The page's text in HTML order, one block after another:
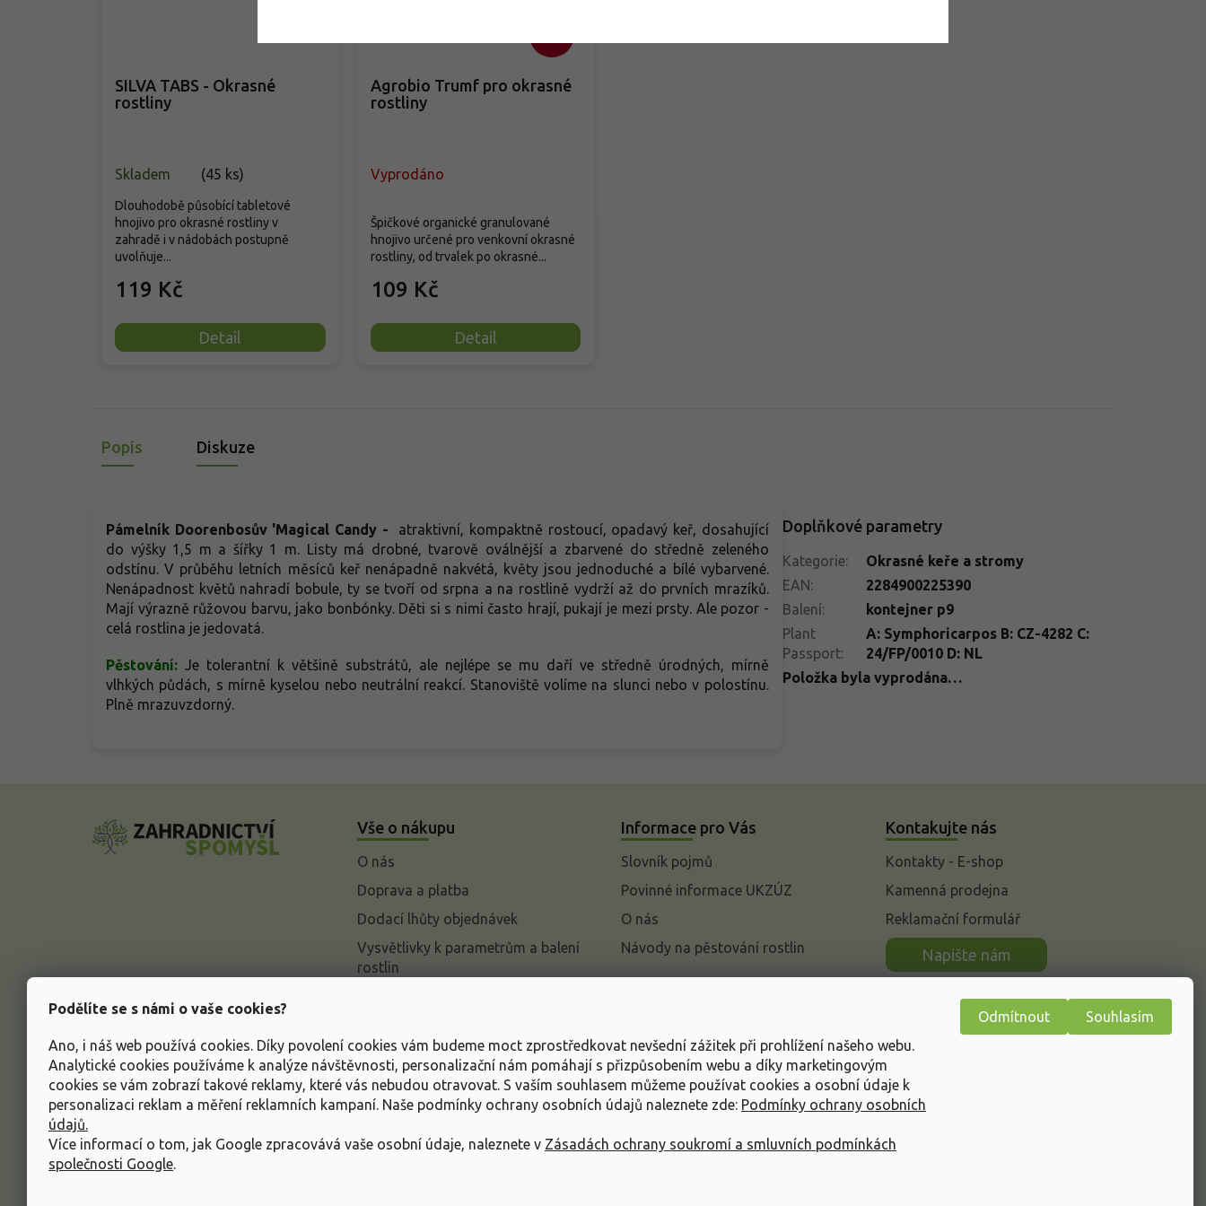
Podělíte se s námi o vaše cookies?
Ano, i náš web používá cookies. Díky povolení cookies vám budeme moct zprostředkovat nevšední zážitek při prohlížení našeho webu.
Analytické cookies používáme k analýze návštěvnosti, personalizační nám pomáhají s přizpůsobením webu a díky marketingovým
cookies se vám zobrazí takové reklamy, které vás nebudou otravovat. S vaším souhlasem můžeme používat cookies a osobní údaje k
personalizaci reklam a měření reklamních kampaní. Naše podmínky ochrany osobních údajů naleznete zde: Podmínky ochrany osobních
údajů.
Více informací o tom, jak Google zpracovává vaše osobní údaje, naleznete v Zásadách ochrany soukromí a smluvních podmínkách
společnosti Google.
Odmítnout Souhlasím
SILVA TABS - Okrasné
rostliny
Skladem (45 ks)
119 Kč
Detail
Dlouhodobě působící tabletové
hnojivo pro okrasné rostliny v
zahradě i v nádobách postupně
uvolňuje...
Agrobio Trumf pro okrasné
rostliny
Vyprodáno
109 Kč
Detail
Špičkové organické granulované
hnojivo určené pro venkovní okrasné
rostliny, od trvalek po okrasné...
Popis Diskuze
Pámelník Doorenbosův 'Magical Candy -
atraktivní, kompaktně rostoucí, opadavý keř, dosahující
do výšky 1,5 m a šířky 1 m. Listy má drobné, tvarově oválnější a zbarvené do středně zeleného
odstínu. V průběhu letních měsíců keř nenápadně nakvétá, květy jsou jednoduché a bílé vybarvené.
Nenápadnost květů nahradí bobule, ty se tvoří od srpna a na rostlině vydrží až do prvních mrazíků.
Mají výrazně růžovou barvu, jako bonbónky. Děti si s nimi často hrají, pukají je mezi prsty. Ale pozor -
celá rostlina je jedovatá.
Pěstování: Je tolerantní k většině substrátů, ale nejlépe se mu daří ve středně úrodných, mírně
vlhkých půdách, s mírně kyselou nebo neutrální reakcí. Stanoviště volíme na slunci nebo v polostínu.
Plně mrazuvzdorný.
Doplňkové parametry
Kategorie:
Okrasné keře a stromy
EAN:
2284900225390
Balení:
kontejner p9
Plant
Passport:
A: Symphoricarpos B: CZ-4282 C:
24/FP/0010 D: NL
Položka byla vyprodána…
Vše o nákupu
O nás
Doprava a platba
Dodací lhůty objednávek
Vysvětlivky k parametrům a balení
rostlin
Informace o ochraně osobních
údajů
Obchodní podmínky
Informace pro Vás
Slovník pojmů
Povinné informace UKZÚZ
O nás
Návody na pěstování rostlin
Kontakujte nás
Kontakty - E-shop
Kamenná prodejna
Reklamační formulář
Napište nám